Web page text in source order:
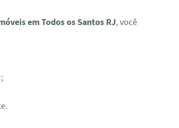
em Todos os Santos RJ, você